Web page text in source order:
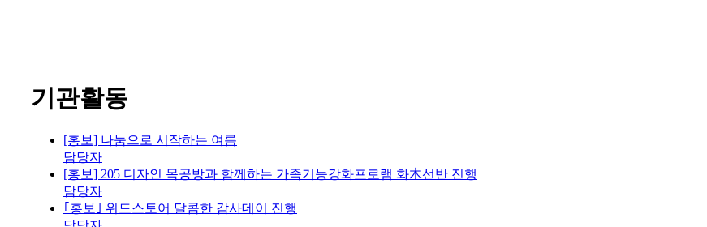
기관활동
[홍보] 나눔으로 시작하는 여름
담당자
[홍보] 205 디자인 목공방과 함께하는 가족기능강화프로램 화木선반 진행
담당자
｢홍보｣ 위드스토어 달콤한 감사데이 진행